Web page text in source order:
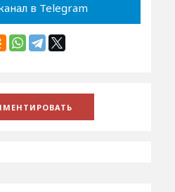
в Telegram